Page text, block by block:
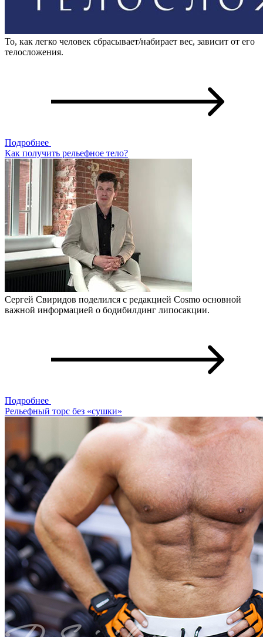
То, как легко человек сбрасывает/набирает вес, зависит от его
телосложения.
Подробнее
Как получить рельефное тело?
Сергей Свиридов поделился с редакцией Cosmo основной
важной информацией о бодибилдинг липосакции.
Подробнее
Рельефный торс без «сушки»